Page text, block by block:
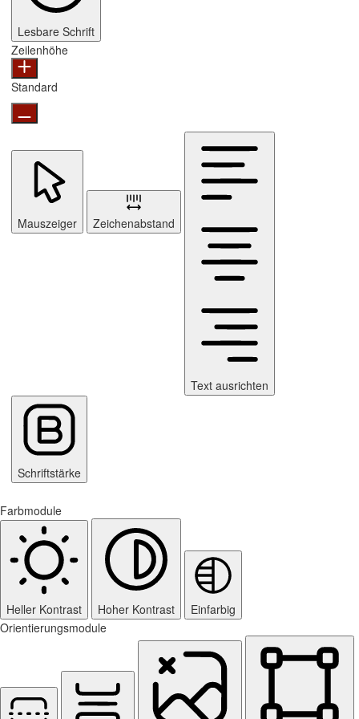
Lesbare Schrift
Zeilenhöhe
Standard
Mauszeiger Zeichenabstand
Text ausrichten
Schriftstärke
Farbmodule
Heller Kontrast Hoher Kontrast
Einfarbig
Orientierungsmodule